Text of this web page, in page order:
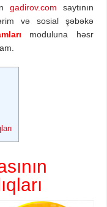
gadirov.com saytının
və sosial şəbəkə
moduluna həsr